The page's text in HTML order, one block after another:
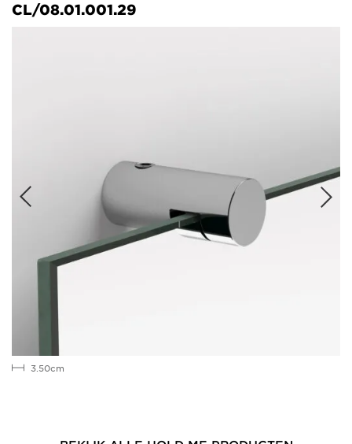
CL/08.01.001.29
3.50cm